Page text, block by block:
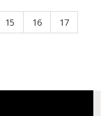
Page
15 Page
16 Page
17